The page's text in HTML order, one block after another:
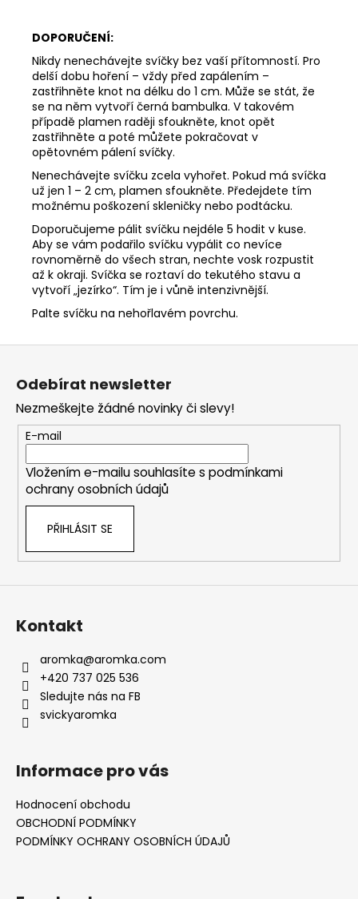
DOPORUČENÍ:
Nikdy nenechávejte svíčky bez vaší přítomností. Pro
delší dobu hoření – vždy před zapálením –
zastřihněte knot na délku do 1 cm. Může se stát, že
se na něm vytvoří černá bambulka. V takovém
případě plamen raději sfoukněte, knot opět
zastřihněte a poté můžete pokračovat v
opětovném pálení svíčky.
Nenechávejte svíčku zcela vyhořet. Pokud má svíčka
už jen 1 – 2 cm, plamen sfoukněte. Předejdete tím
možnému poškození skleničky nebo podtácku.
Doporučujeme pálit svíčku nejdéle 5 hodit v kuse.
Aby se vám podařilo svíčku vypálit co nevíce
rovnoměrně do všech stran, nechte vosk rozpustit
až k okraji. Svíčka se roztaví do tekutého stavu a
vytvoří „jezírko“. Tím je i vůně intenzivnější.
Palte svíčku na nehořlavém povrchu.
Z
Odebírat newsletter
Nezmeškejte žádné novinky či slevy!
E-mail
Vložením e-mailu souhlasíte s podmínkami
ochrany osobních údajů
PŘIHLÁSIT SE
Kontakt
aromka@aromka.com
+420 737 025 536
Sledujte nás na FB
svickyaromka
Informace pro vás
Hodnocení obchodu
OBCHODNÍ PODMÍNKY
PODMÍNKY OCHRANY OSOBNÍCH ÚDAJŮ